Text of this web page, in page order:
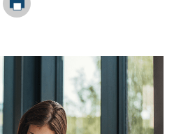
Drucken